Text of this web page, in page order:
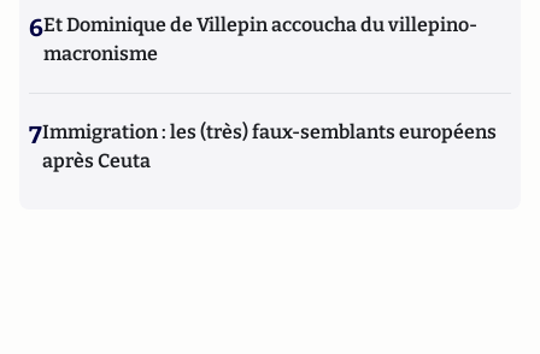
6Et Dominique de Villepin accoucha du villepino-
macronisme
7Immigration : les (très) faux-semblants européens
après Ceuta